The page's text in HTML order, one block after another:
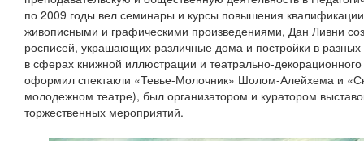
по 2009 годы вел семинары и курсы повышения
живописными и графическими произведениями, Дан Ливни
росписей, украшающих различные дома и постройки в
в сферах книжной иллюстрации и театрально-
оформил спектакли «Тевье-Молочник» Шолом-Алейхема и
молодежном театре), был организатором и куратором
торжественных мероприятий.